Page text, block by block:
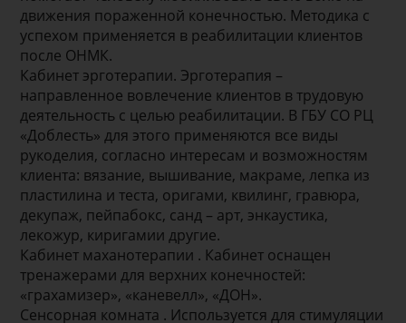
движения пораженной конечностью. Методика с
успехом применяется в реабилитации клиентов
после ОНМК.
Кабинет эрготерапии. Эрготерапия –
направленное вовлечение клиентов в трудовую
деятельность с целью реабилитации. В ГБУ СО РЦ
«Доблесть» для этого применяются все виды
рукоделия, согласно интересам и возможностям
клиента: вязание, вышивание, макраме, лепка из
пластилина и теста, оригами, квилинг, гравюра,
декупаж, пейпабокс, санд – арт, энкаустика,
лекожур, киригамии другие.
Кабинет маханотерапии . Кабинет оснащен
тренажерами для верхних конечностей:
«грахамизер», «каневелл», «ДОН».
Сенсорная комната . Используется для стимуляции